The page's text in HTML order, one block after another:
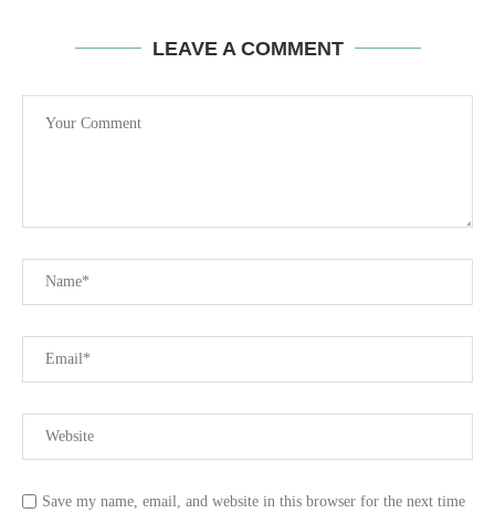
LEAVE A COMMENT
Save my name, email, and website in this browser for the next time